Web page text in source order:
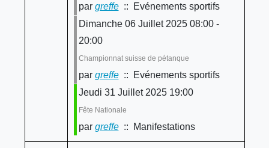
par greffe:: Evénements sportifs
Dimanche 06 Juillet 2025 08:00 -
20:00
Championnat suisse de pétanque
par greffe:: Evénements sportifs
Jeudi 31 Juillet 2025 19:00
Fête Nationale
par greffe:: Manifestations